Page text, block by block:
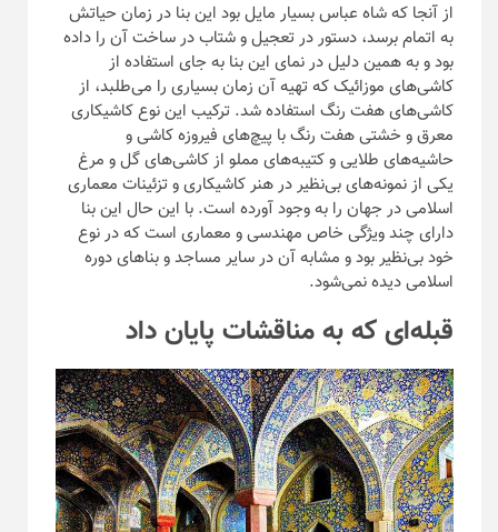
از آنجا که شاه عباس بسیار مایل بود این بنا در زمان حیاتش
به اتمام برسد، دستور در تعجیل و شتاب در ساخت آن را داده
بود و به همین دلیل در نمای این بنا به جای استفاده از
کاشی‌های موزائیک که تهیه آن زمان بسیاری را می‌طلبد، از
کاشی‌های هفت رنگ استفاده شد. ترکیب این نوع کاشیکاری
معرق و خشتی هفت رنگ با پیچ‌های فیروزه کاشی و
حاشیه‌های طلایی و کتیبه‌های مملو از کاشی‌های گل و مرغ
یکی از نمونه‌های بی‌نظیر در هنر کاشیکاری و تزئینات معماری
اسلامی در جهان را به وجود آورده است. با این حال این بنا
دارای چند ویژگی خاص مهندسی و معماری است که در نوع
خود بی‌نظیر بود و مشابه آن در سایر مساجد و بنا‌های دوره
اسلامی دیده نمی‌شود.
قبله‌ای که به مناقشات پایان داد